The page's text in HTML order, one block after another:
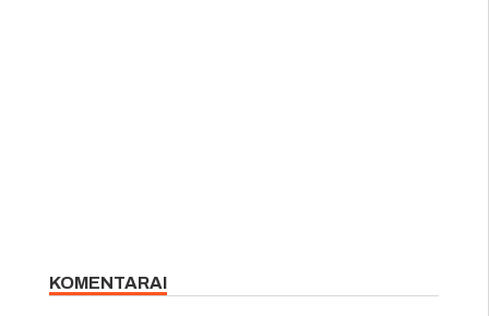
KOMENTARAI